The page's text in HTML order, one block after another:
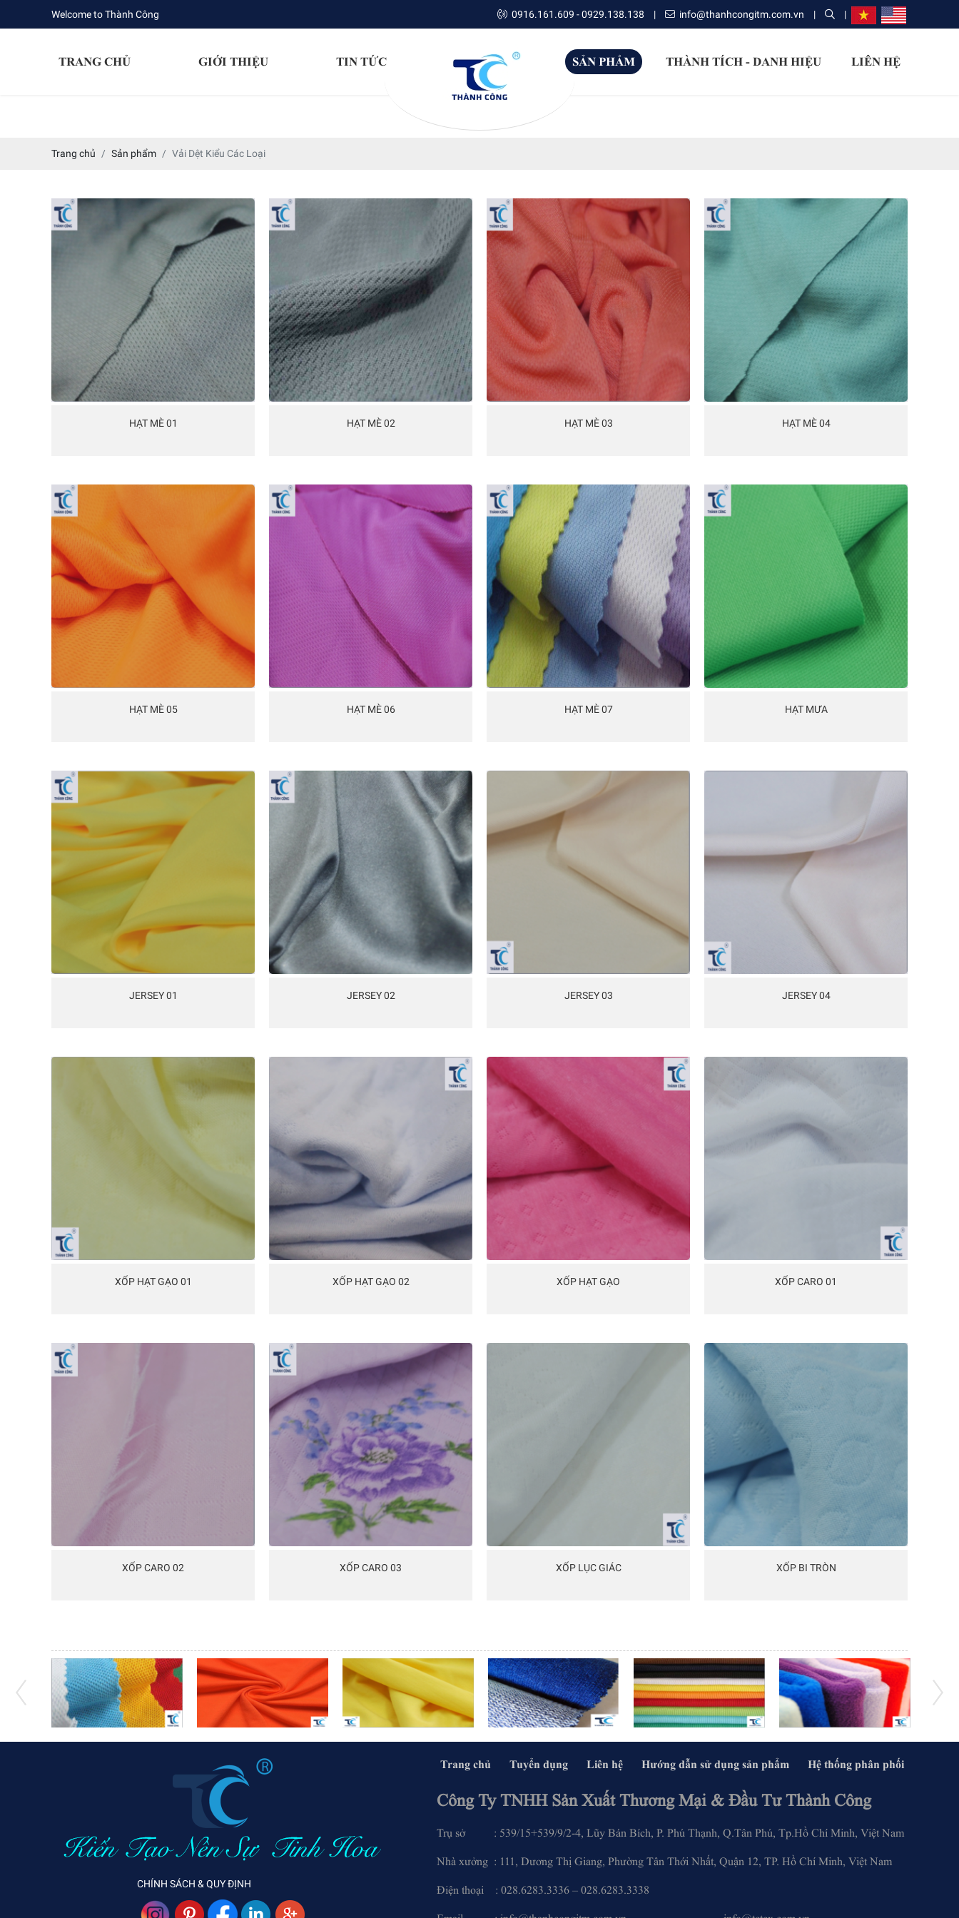
Welcome to Thành Công 0916.161.609 - 0929.138.138 | info@thanhcongitm.com.vn | |
TRANG CHỦ GIỚI THIỆU TIN TỨC SẢN PHẨM THÀNH TÍCH - DANH HIỆU LIÊN HỆ
Trang chủ Sản phẩm Vải Dệt Kiểu Các Loại
HẠT MÈ 01 HẠT MÈ 02 HẠT MÈ 03 HẠT MÈ 04
HẠT MÈ 05 HẠT MÈ 06 HẠT MÈ 07 HẠT MƯA
JERSEY 01 JERSEY 02 JERSEY 03 JERSEY 04
XỐP HẠT GẠO 01 XỐP HẠT GẠO 02 XỐP HẠT GẠO XỐP CARO 01
XỐP CARO 02 XỐP CARO 03 XỐP LỤC GIÁC XỐP BI TRÒN
CHÍNH SÁCH & QUY ĐỊNH
Trang chủ Tuyển dụng Liên hệ Hướng dẫn sử dụng sản phẩm Hệ thống phân phối
Công Ty TNHH Sản Xuất Thương Mại & Đầu Tư Thành Công
Trụ sở : 539/15+539/9/2-4, Lũy Bán Bích, P. Phú Thạnh, Q.Tân Phú, Tp.Hồ Chí Minh, Việt Nam
Nhà xưởng : 111, Dương Thị Giang, Phường Tân Thới Nhất, Quận 12, TP. Hồ Chí Minh, Việt Nam
Điện thoại : 028.6283.3336 – 028.6283.3338